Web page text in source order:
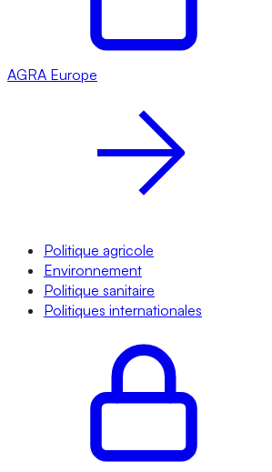
AGRA Europe
Politique agricole
Environnement
Politique sanitaire
Politiques internationales